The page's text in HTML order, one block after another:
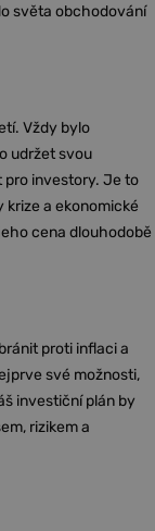
světa obchodování
Vždy bylo
udržet svou
pro investory. Je to
a ekonomické
cena dlouhodobě
proti inflaci a
své možnosti,
investiční plán by
rizikem a